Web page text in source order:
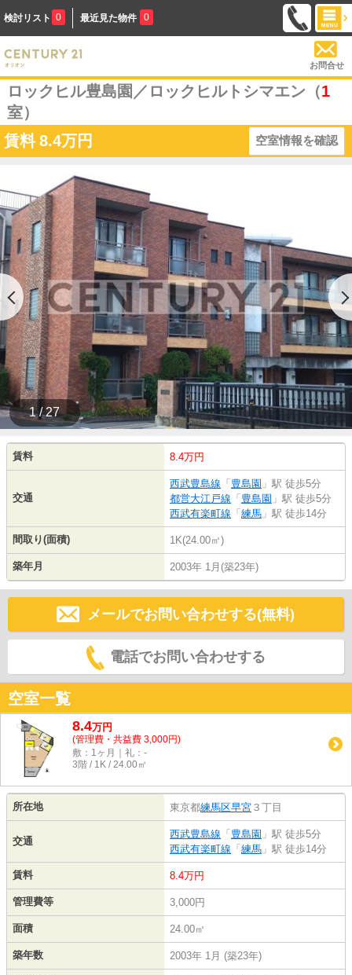
検討リスト 0 最近見た物件 0
お問合せ
ロックヒル豊島園／ロックヒルトシマエン（1
室）
賃料 8.4万円 空室情報を確認
1 / 27
賃料 8.4万円
交通
西武豊島線 「 豊島園 」駅 徒歩5分
都営大江戸線 「 豊島園 」駅 徒歩5分
西武有楽町線 「 練馬 」駅 徒歩14分
間取り(面積) 1K(24.00㎡)
築年月 2003年 1月(築23年)
メールでお問い合わせする(無料)
電話でお問い合わせする
空室一覧
8.4万円
(管理費・共益費 3,000円)
敷：1ヶ月｜礼：-
3階 / 1K / 24.00㎡
所在地 東京都練馬区早宮 ３丁目
交通
西武豊島線 「 豊島園 」駅 徒歩5分
西武有楽町線 「 練馬 」駅 徒歩14分
賃料 8.4万円
管理費等 3,000円
面積 24.00㎡
築年数 2003年 1月 (築23年)